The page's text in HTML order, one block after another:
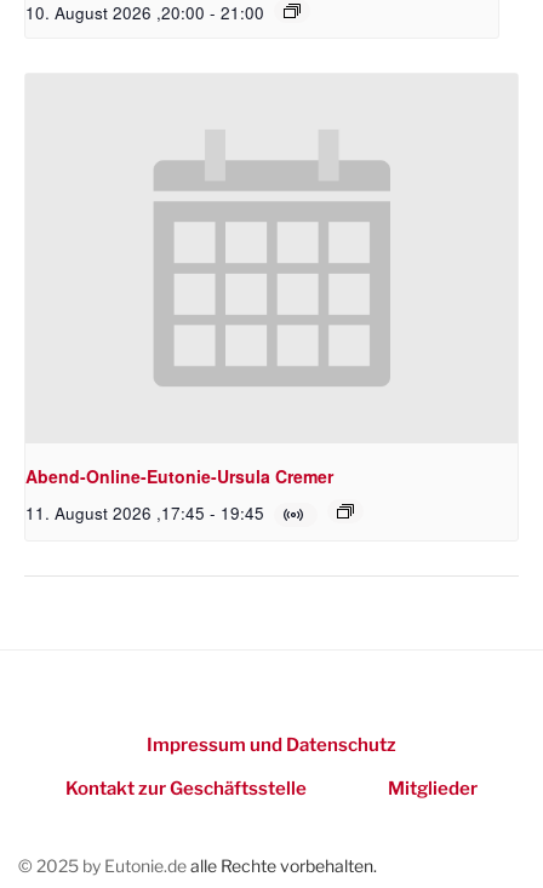
10. August 2026 ,20:00 - 21:00
Abend-Online-Eutonie-Ursula Cremer
11. August 2026 ,17:45 - 19:45
Impressum und Datenschutz
Kontakt zur Geschäftsstelle
Mitglieder
© 2025 by Eutonie.dealle Rechte vorbehalten.